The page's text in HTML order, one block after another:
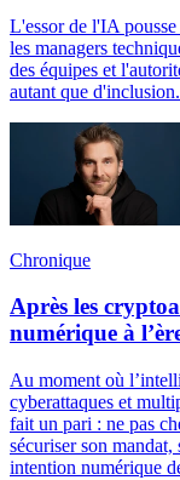
L'essor de l'IA pousse
les managers
des équipes et
autant que
Chronique
Après les
numérique à
Au moment où
cyberattaques et
fait un pari : ne pas
sécuriser son
intention numérique